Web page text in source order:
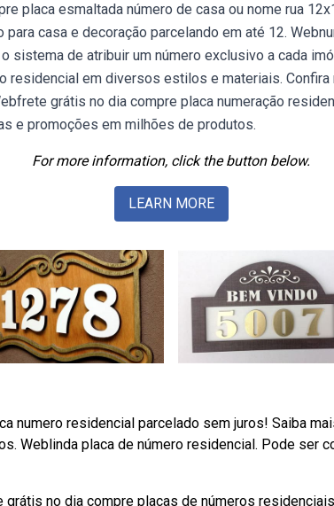
placa esmaltada número de casa ou nome rua
casa e decoração parcelando em até 12.
sistema de atribuir um número exclusivo a cada
residencial em diversos estilos e materiais.
grátis no dia compre placa numeração
e promoções em milhões de produtos.
For more information, click the button below.
LEARN MORE
numero residencial parcelado sem juros! Saiba
Weblinda placa de número residencial. Pode ser
grátis no dia compre placas de números